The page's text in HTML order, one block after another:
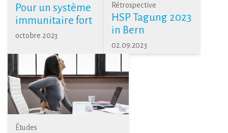
Pour un système
immunitaire fort
octobre 2023
Rétrospective
HSP Tagung 2023
in Bern
02.09.2023
Études